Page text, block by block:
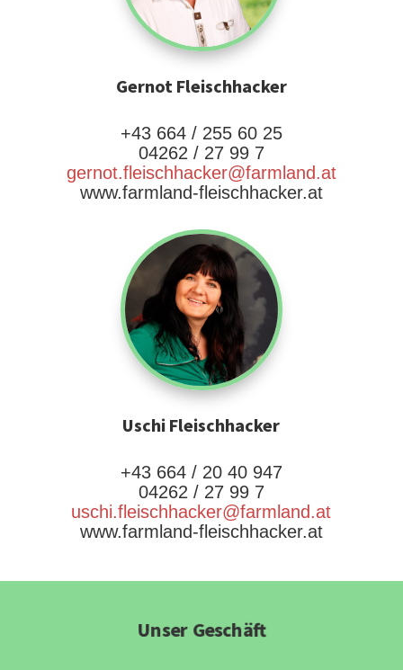
Gernot Fleischhacker
+43 664 / 255 60 25
04262 / 27 99 7
gernot.fleischhacker@farmland.at
www.farmland-fleischhacker.at
Uschi Fleischhacker
+43 664 / 20 40 947
04262 / 27 99 7
uschi.fleischhacker@farmland.at
www.farmland-fleischhacker.at
Unser Geschäft